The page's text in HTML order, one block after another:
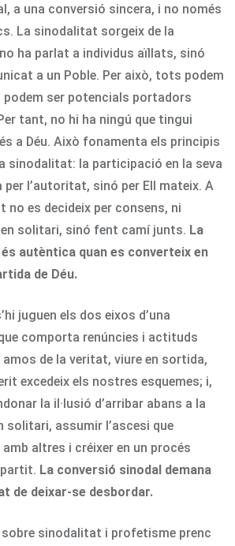
a una conversió sincera, i no només
La sinodalitat sorgeix de la
ha parlat a individus aïllats, sinó
a un Poble. Per això, tots podem
podem ser potencials portadors
tant, no hi ha ningú que tingui
a Déu. Això fonamenta els principis
sinodalitat: la participació en la seva
per l’autoritat, sinó per Ell mateix. A
no es decideix per consens, ni
solitari, sinó fent camí junts. La
autèntica quan es converteix en
de Déu.
juguen els dos eixos d’una
comporta renúncies i actituds
de la veritat, viure en sortida,
excedeix els nostres esquemes; i,
la il·lusió d’arribar abans a la
solitari, assumir l’ascesi que
altres i créixer en un procés
La conversió sinodal demana
de deixar-se desbordar.
sobre sinodalitat i profetisme prenc